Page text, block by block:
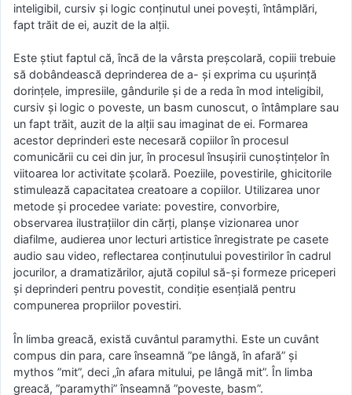
inteligibil, cursiv şi logic conţinutul unei poveşti, întâmplări,
fapt trăit de ei, auzit de la alţii.
Este știut faptul că, încă de la vârsta preşcolară, copiii trebuie
să dobândească deprinderea de a- şi exprima cu uşurinţă
dorinţele, impresiile, gândurile şi de a reda în mod inteligibil,
cursiv şi logic o poveste, un basm cunoscut, o întâmplare sau
un fapt trăit, auzit de la alţii sau imaginat de ei. Formarea
acestor deprinderi este necesară copiilor în procesul
comunicării cu cei din jur, în procesul însuşirii cunoştinţelor în
viitoarea lor activitate şcolară. Poeziile, povestirile, ghicitorile
stimulează capacitatea creatoare a copiilor. Utilizarea unor
metode şi procedee variate: povestire, convorbire,
observarea ilustraţiilor din cărţi, planşe vizionarea unor
diafilme, audierea unor lecturi artistice înregistrate pe casete
audio sau video, reflectarea conţinutului povestirilor în cadrul
jocurilor, a dramatizărilor, ajută copilul să-şi formeze priceperi
şi deprinderi pentru povestit, condiţie esenţială pentru
compunerea propriilor povestiri.
În limba greacă, există cuvântul paramythi. Este un cuvânt
compus din para, care înseamnă ”pe lângă, în afară” şi
mythos ”mit”, deci „în afara mitului, pe lângă mit”. În limba
greacă, ”paramythi” înseamnă ”poveste, basm”.